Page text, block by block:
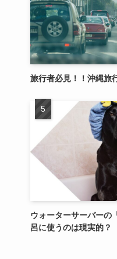
旅行者必見！！沖縄旅
ウォーターサーバーの
呂に使うのは現実的？